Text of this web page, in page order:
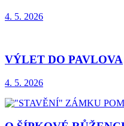
4. 5. 2026
VÝLET DO PAVLOVA
4. 5. 2026